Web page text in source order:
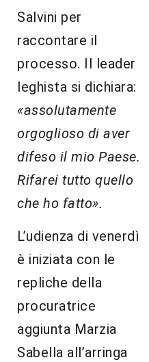
Salvini per
raccontare il
processo. Il leader
leghista si dichiara:
«assolutamente
orgoglioso di aver
difeso il mio Paese.
Rifarei tutto quello
che ho fatto».
L’udienza di venerdì
è iniziata con le
repliche della
procuratrice
aggiunta Marzia
Sabella all’arringa